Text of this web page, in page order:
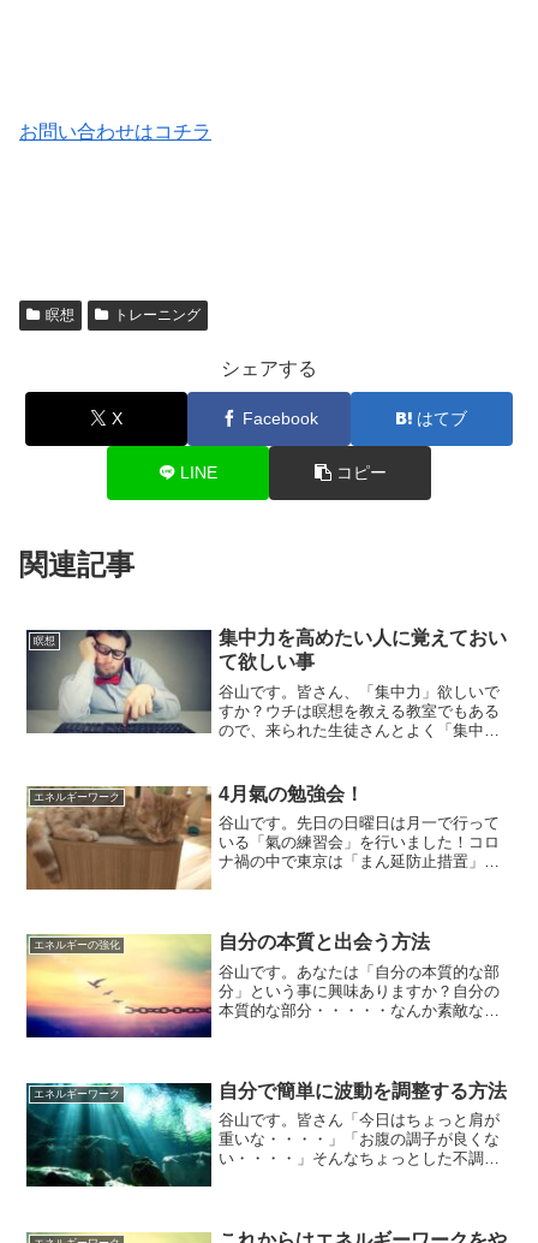
お問い合わせはコチラ
瞑想 トレーニング
シェアする
X Facebook はてブ
LINE コピー
関連記事
瞑想
集中力を高めたい人に覚えておい
て欲しい事
谷山です。皆さん、「集中力」欲しいで
すか？ウチは瞑想を教える教室でもある
ので、来られた生徒さんとよく「集中
た理解をしている方も多いので今日は実
践的な「集中」という事を書...
エネルギーワーク 4月氣の勉強会！
谷山です。先日の日曜日は月一で行って
いる「氣の練習会」を行いました！コロ
ナ禍の中で東京は「まん延防止措置」で
の勉強会」をリポートして...
エネルギーの強化 自分の本質と出会う方法
谷山です。あなたは「自分の本質的な部
分」という事に興味ありますか？自分の
本質的な部分・・・・・なんか素敵な響
ました」なんて言われたり...
エネルギーワーク 自分で簡単に波動を調整する方法
谷山です。皆さん「今日はちょっと肩が
重いな・・・・」「お腹の調子が良くな
い・・・・」そんなちょっとした不調を
の人のちょっとした不調を...